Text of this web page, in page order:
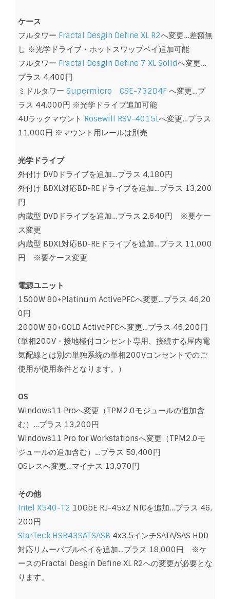
ケース
フルタワー Fractal Desgin Define XL R2へ変更…差額無
し ※光学ドライブ・ホットスワップベイ追加可能
フルタワー Fractal Desgin Define 7 XL Solidへ変更…
プラス 4,400円
ミドルタワー Supermicro CSE-732D4Fへ変更…プ
ラス 44,000円 ※光学ドライブ追加可能
4Uラックマウント Rosewill RSV-4015Lへ変更…プラス
11,000円 ※マウント用レールは別売
光学ドライブ
外付け DVDドライブを追加…プラス 4,180円
外付け BDXL対応BD-REドライブを追加…プラス 13,200
円
内蔵型 DVDドライブを追加…プラス 2,640円 ※要ケー
ス変更
内蔵型 BDXL対応BD-REドライブを追加…プラス 11,000
円 ※要ケース変更
電源ユニット
1500W 80+Platinum ActivePFCへ変更…プラス 46,20
0円
2000W 80+GOLD ActivePFCへ変更…プラス 46,200円
(単相200V・接地極付コンセント専用、接続する屋内電
気配線とは別の単独系統の単相200Vコンセントでのご
使用が使用条件となります。）
OS
Windows11 Proへ変更（TPM2.0モジュールの追加含
む）…プラス 13,200円
Windows11 Pro for Workstationsへ変更（TPM2.0モ
ジュールの追加含む）…プラス 59,400円
OSレスへ変更…マイナス 13,970円
その他
Intel X540-T2 10GbE RJ-45x2 NICを追加…プラス 46,
200円
StarTeck HSB43SATSASB 4x3.5インチSATA/SAS HDD
対応リムーバブルベイを追加…プラス 18,000円 ※ケ
ースのFractal Desgin Define XL R2への変更が必要とな
ります。